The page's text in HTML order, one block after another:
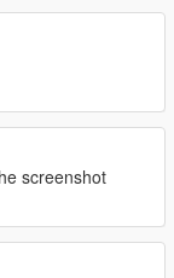
screenshot